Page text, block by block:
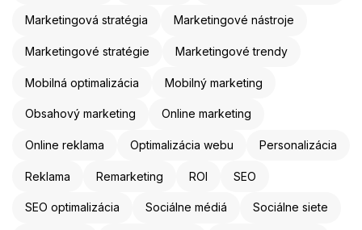
Marketingová stratégia Marketingové nástroje
Marketingové stratégie Marketingové trendy
Mobilná optimalizácia Mobilný marketing
Obsahový marketing Online marketing
Online reklama Optimalizácia webu Personalizácia
Reklama Remarketing ROI SEO
SEO optimalizácia Sociálne médiá Sociálne siete